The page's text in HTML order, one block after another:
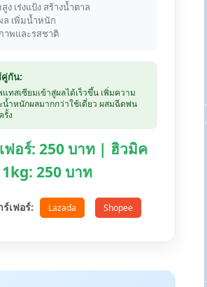
ง เร่งแป้ง สร้างน้ำตาล
ล เพิ่มน้ำหนัก
าพและรสชาติ
คู่กัน:
ทสเซียมเข้าสู่ผลได้เร็วขึ้น เพิ่มความ
น้ำหนักผลมากกว่าใช้เดี่ยว ผสมฉีดพ่น
รั้ง
ฟอร์: 250 บาท | ฮิวมิค
1kg: 250 บาท
เฟอร์: Lazada Shopee